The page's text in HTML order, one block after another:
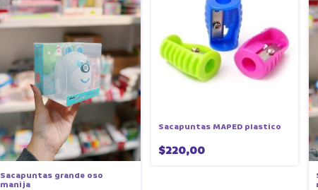
Sacapuntas grande oso
manija
Sacapuntas MAPED plastico
$220,00